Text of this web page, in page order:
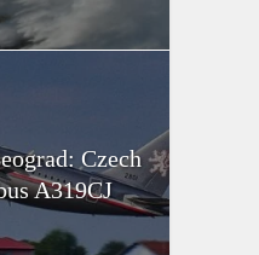
Czech
A319CJ